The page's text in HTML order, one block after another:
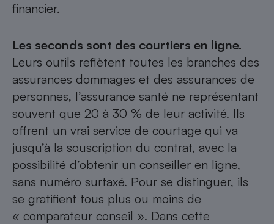
financier.
Les seconds sont des courtiers en ligne.
Leurs outils reflètent toutes les branches des
assurances dommages et des assurances de
personnes, l’assurance santé ne représentant
souvent que 20 à 30 % de leur activité. Ils
offrent un vrai service de courtage qui va
jusqu’à la souscription du contrat, avec la
possibilité d’obtenir un conseiller en ligne,
sans numéro surtaxé. Pour se distinguer, ils
se gratifient tous plus ou moins de
« comparateur conseil ». Dans cette